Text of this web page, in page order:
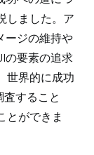
しました。ア
ージの維持や
の要素の追求
世界的に成功
すること
とができま